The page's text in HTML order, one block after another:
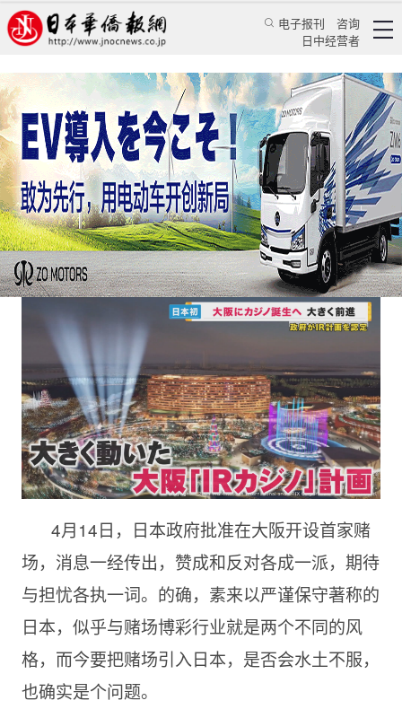
电子报刊
咨询
日中经营者
日本引进赌场，是输还是赢？
颜丹丹 日本新闻 经济视野
日本华侨报 2023/4/20 00:20:51
4月14日，日本政府批准在大阪开设首家赌
场，消息一经传出，赞成和反对各成一派，期待
与担忧各执一词。的确，素来以严谨保守著称的
日本，似乎与赌场博彩行业就是两个不同的风
格，而今要把赌场引入日本，是否会水土不服，
也确实是个问题。